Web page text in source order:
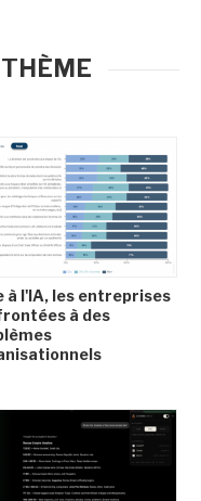
à l'IA, les entreprises
à des